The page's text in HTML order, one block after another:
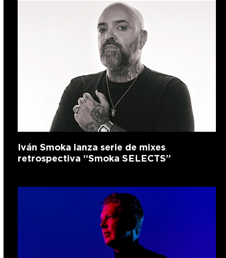
Iván Smoka lanza serie de mixes
retrospectiva “Smoka SELECTS”